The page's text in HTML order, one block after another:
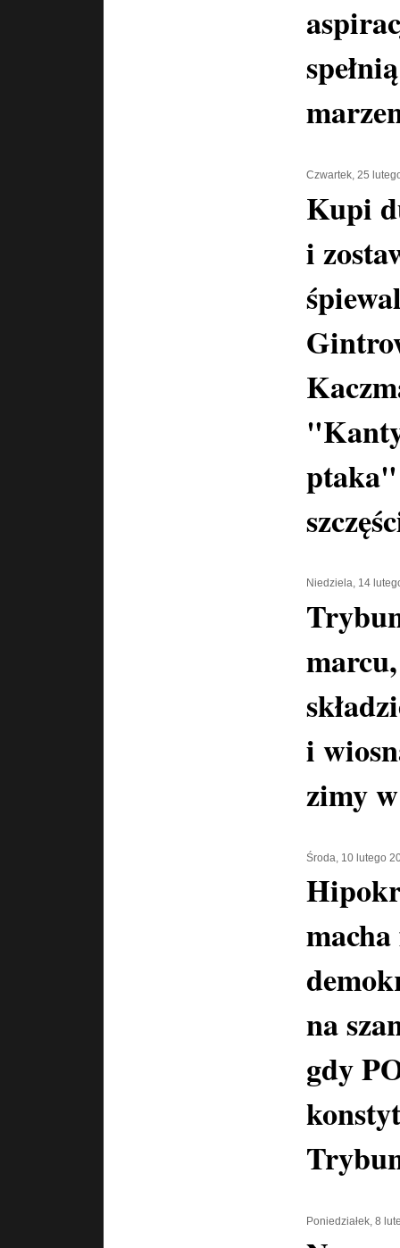
Czwartek, 25
Kupi
i
Niedziela, 14
i
zimy
Środa, 10 lutego
na
gdy
Poniedziałek, 8